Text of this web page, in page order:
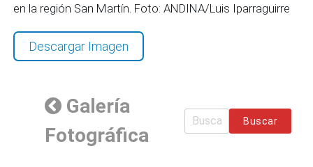
en la región San Martín. Foto: ANDINA/Luis Iparraguirre
Descargar Imagen
Galería
Fotográfica
Buscar